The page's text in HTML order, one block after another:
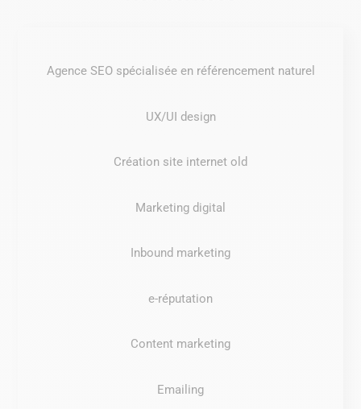
Agence SEO spécialisée en référencement naturel
UX/UI design
Création site internet old
Marketing digital
Inbound marketing
e-réputation
Content marketing
Emailing